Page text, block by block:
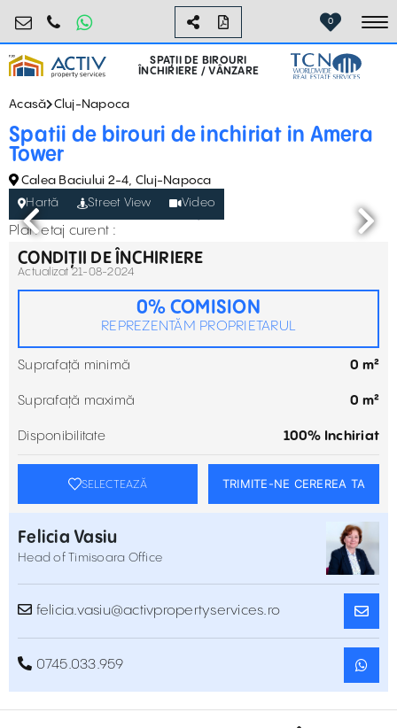
birouri@activpropertyservices.ro
0724.584.442 0
SPAȚII DE BIROURI
ÎNCHIRIERE / VÂNZARE
Acasă Cluj-Napoca
Spatii de birouri de inchiriat in Amera
Tower
Calea Baciului 2-4, Cluj-Napoca
Hartă
Street View Video
Plan etaj curent :
CONDIȚII DE ÎNCHIRIERE
Actualizat 21-08-2024
0% COMISION
REPREZENTĂM PROPRIETARUL
Suprafață minimă 0 m²
Suprafață maximă 0 m²
Disponibilitate 100% Inchiriat
SELECTEAZĂ TRIMITE-NE CEREREA TA
Felicia Vasiu
Head of Timisoara Office
felicia.vasiu@activpropertyservices.ro
0745.033.959